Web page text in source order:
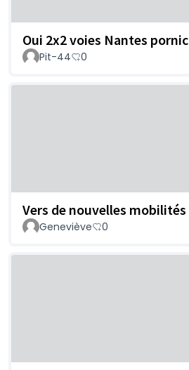
Oui 2x2 voies Nantes pornic
Pit-44 0
Vers de nouvelles mobilités
Geneviève 0